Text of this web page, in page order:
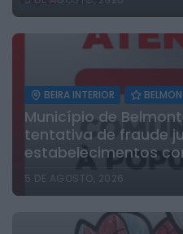
BEIRA INTERIOR
Município de
tentativa de fraude
estabelecimentos
5 DE AGOSTO, 2026